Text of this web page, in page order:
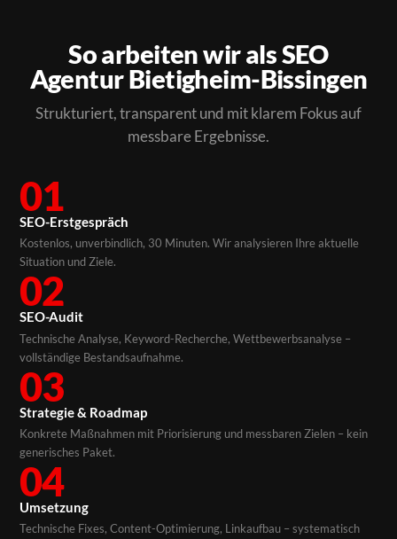
So arbeiten wir als SEO
Agentur Bietigheim-Bissingen
Strukturiert, transparent und mit klarem Fokus auf
messbare Ergebnisse.
01
SEO-Erstgespräch
Kostenlos, unverbindlich, 30 Minuten. Wir analysieren Ihre aktuelle
Situation und Ziele.
02
SEO-Audit
Technische Analyse, Keyword-Recherche, Wettbewerbsanalyse –
vollständige Bestandsaufnahme.
03
Strategie & Roadmap
Konkrete Maßnahmen mit Priorisierung und messbaren Zielen – kein
generisches Paket.
04
Umsetzung
Technische Fixes, Content-Optimierung, Linkaufbau – systematisch